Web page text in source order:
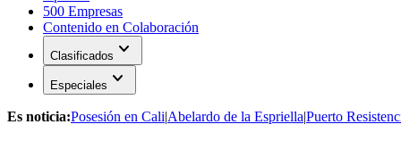
500 Empresas
Contenido en Colaboración
Clasificados expand_more
Especiales expand_more
Es noticia:Posesión en Cali|Abelardo de la Espriella|Puerto